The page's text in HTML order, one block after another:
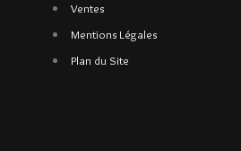
Ventes
Mentions Légales
Plan du Site